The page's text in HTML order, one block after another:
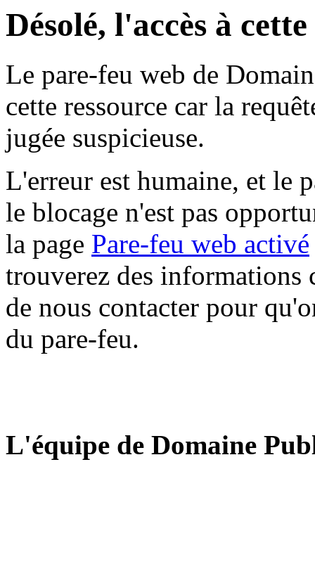
Désolé, l'accès à
Le pare-feu web de
cette ressource car la
jugée suspicieuse.
L'erreur est humaine, et le
le blocage n'est pas
la page Pare-feu web activé
trouverez des informations
de nous contacter pour
du pare-feu.
L'équipe de Domaine